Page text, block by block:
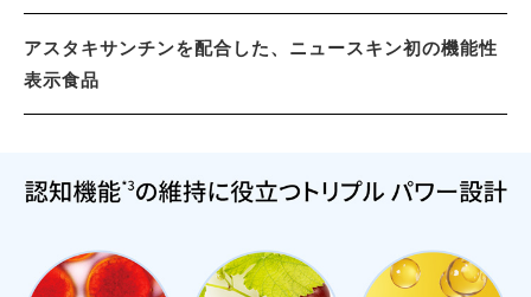
アスタキサンチンを配合した、ニュースキン初の機能性
表示食品